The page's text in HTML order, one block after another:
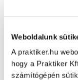
Weboldalunk
A praktiker.hu
hogy a Praktiker
számítógépén